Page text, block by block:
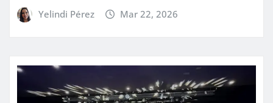
Yelindi Pérez Mar 22, 2026